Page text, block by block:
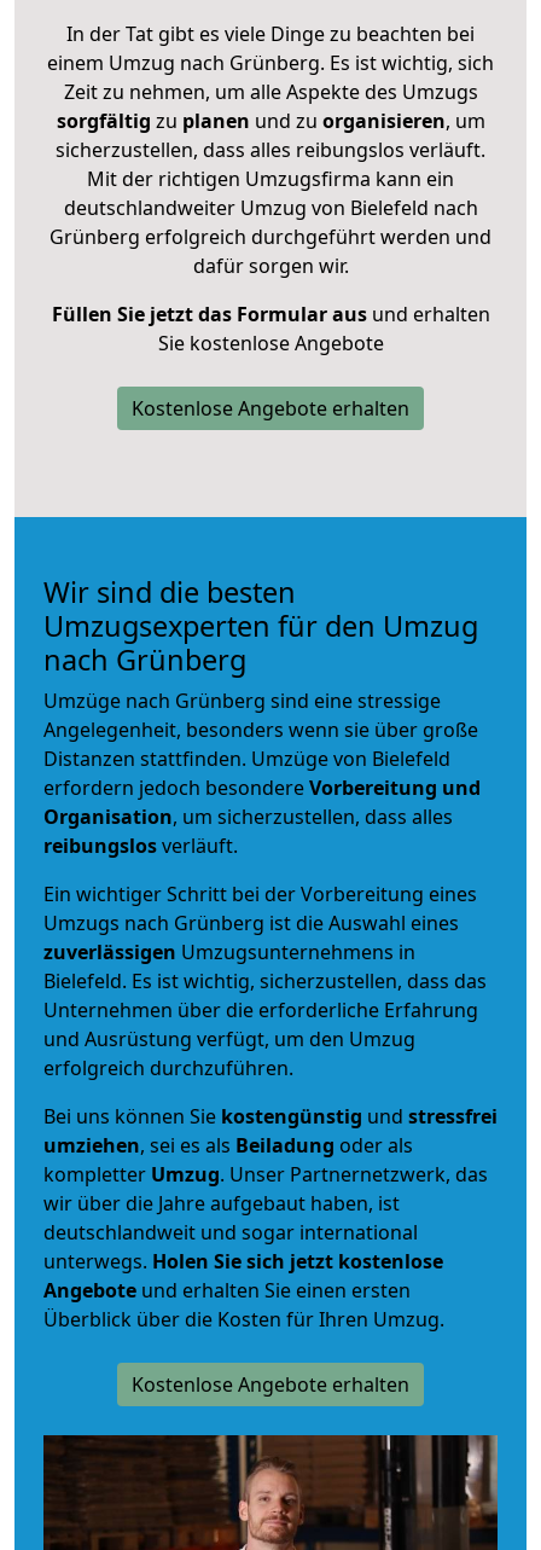
In der Tat gibt es viele Dinge zu beachten bei
einem Umzug nach Grünberg. Es ist wichtig, sich
Zeit zu nehmen, um alle Aspekte des Umzugs
sorgfältig zu planen und zu organisieren, um
sicherzustellen, dass alles reibungslos verläuft.
Mit der richtigen Umzugsfirma kann ein
deutschlandweiter Umzug von Bielefeld nach
Grünberg erfolgreich durchgeführt werden und
dafür sorgen wir.
Füllen Sie jetzt das Formular ausund erhalten
Sie kostenlose Angebote
Kostenlose Angebote erhalten
Wir sind die besten
Umzugsexperten für den Umzug
nach Grünberg
Umzüge nach Grünberg sind eine stressige
Angelegenheit, besonders wenn sie über große
Distanzen stattfinden. Umzüge von Bielefeld
erfordern jedoch besondereVorbereitung und
Organisation, um sicherzustellen, dass alles
reibungslosverläuft.
Ein wichtiger Schritt bei der Vorbereitung eines
Umzugs nach Grünberg ist die Auswahl eines
zuverlässigen Umzugsunternehmens in
Bielefeld. Es ist wichtig, sicherzustellen, dass das
Unternehmen über die erforderliche Erfahrung
und Ausrüstung verfügt, um den Umzug
erfolgreich durchzuführen.
Bei uns können Sie kostengünstig und stressfrei
umziehen, sei es als Beiladung oder als
kompletter Umzug. Unser Partnernetzwerk, das
wir über die Jahre aufgebaut haben, ist
deutschlandweit und sogar international
unterwegs. Holen Sie sich jetzt kostenlose
Angebote und erhalten Sie einen ersten
Überblick über die Kosten für Ihren Umzug.
Kostenlose Angebote erhalten